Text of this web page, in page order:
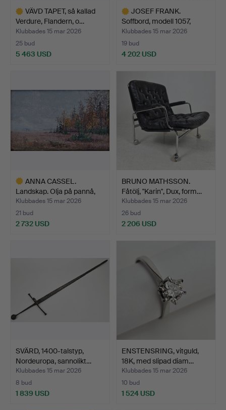
VÄVD TAPET, så kallad
Verdure, Flandern, o…
Klubbades 15 mar 2026
25 bud
5 463 USD
JOSEF FRANK.
Soffbord, modell 1057,
Firma …
Klubbades 15 mar 2026
19 bud
4 202 USD
föremål
ANNA CASSEL.
Landskap. Olja på pannå,
sign…
Klubbades 15 mar 2026
21 bud
2 732 USD
BRUNO MATHSSON.
Fåtölj, "Karin", Dux, form…
Klubbades 15 mar 2026
26 bud
2 206 USD
SVÄRD, 1400-talstyp,
Nordeuropa, sannolikt…
Klubbades 15 mar 2026
8 bud
1 839 USD
ENSTENSRING, vitguld,
18K, med slipad diam…
Klubbades 15 mar 2026
10 bud
1 524 USD